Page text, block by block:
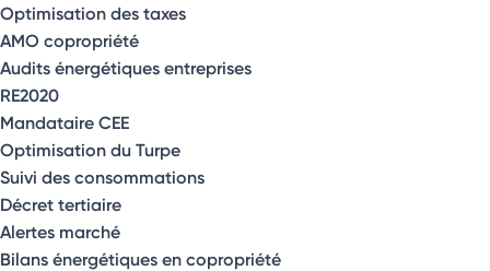
Optimisation des taxes
AMO copropriété
Audits énergétiques entreprises
RE2020
Mandataire CEE
Optimisation du Turpe
Suivi des consommations
Décret tertiaire
Alertes marché
Bilans énergétiques en copropriété